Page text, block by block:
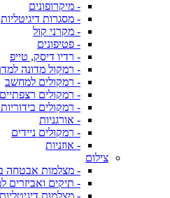
- מיקרופונים
- מסגרות דיגיטליות
- מקרני קול
- פטיפונים
- רדיו דיסק, טייפ
- רמקול מדונה
- רמקולים למחשב
- רמקולים רצפתיים
- רמקולים בידוריות
- אורגניות
- רמקולים ניידים
- אוזניות
צילום
- מצלמות אבטחה
- תיקים ואביזרים
- מצלמות דיגיטליות